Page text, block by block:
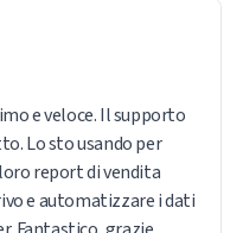
e veloce. Il supporto
Lo sto usando per
report di vendita
e automatizzare i dati